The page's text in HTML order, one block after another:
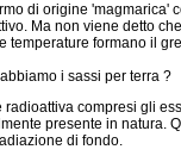
di origine 'magmarica'
Ma non viene detto
formano il
i sassi per terra ?
compresi gli
presente in natura.
di fondo.